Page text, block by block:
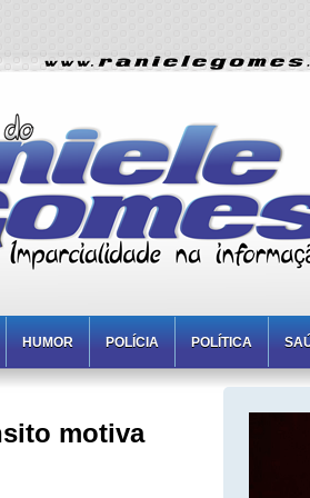
HUMOR POLÍCIA POLÍTICA
motiva